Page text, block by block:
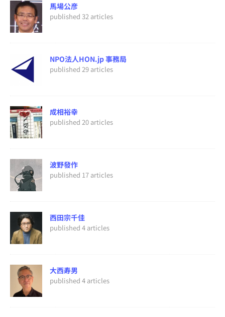
馬場公彦
published 32 articles
NPO法人HON.jp 事務局
published 29 articles
成相裕幸
published 20 articles
波野發作
published 17 articles
西田宗千佳
published 4 articles
大西寿男
published 4 articles